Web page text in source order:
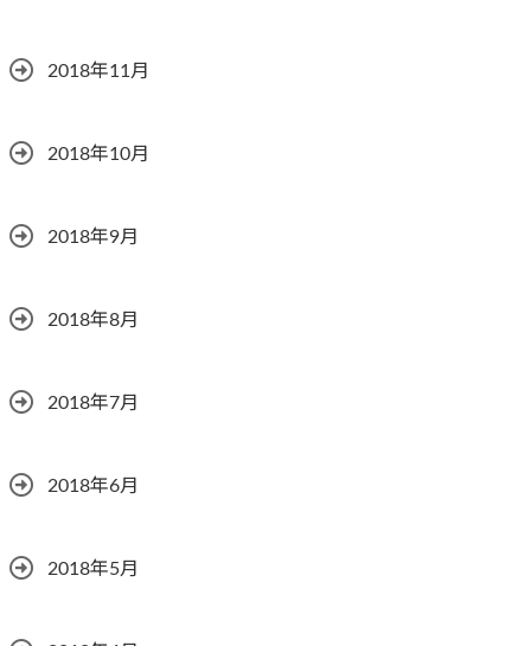
2018年11月
2018年10月
2018年9月
2018年8月
2018年7月
2018年6月
2018年5月